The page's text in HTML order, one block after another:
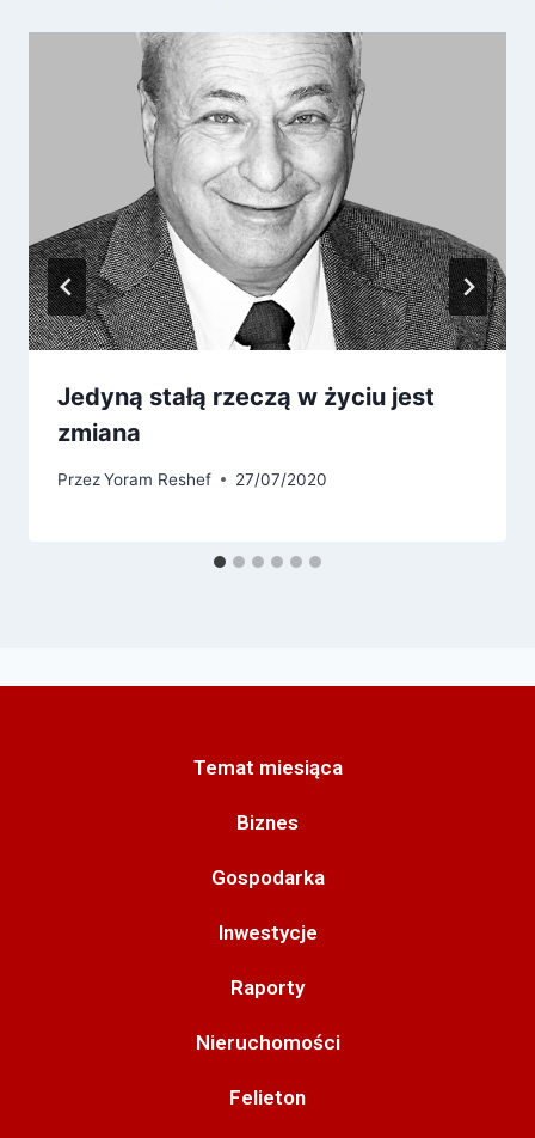
Jedyną stałą rzeczą w życiu jest
zmiana
PrzezYoram Reshef 27/07/2020
Temat miesiąca
Biznes
Gospodarka
Inwestycje
Raporty
Nieruchomości
Felieton